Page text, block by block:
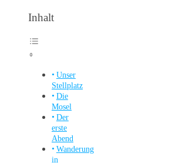
Inhalt
Unser
Stellplatz
Die
Mosel
Der
erste
Abend
Wanderung
in